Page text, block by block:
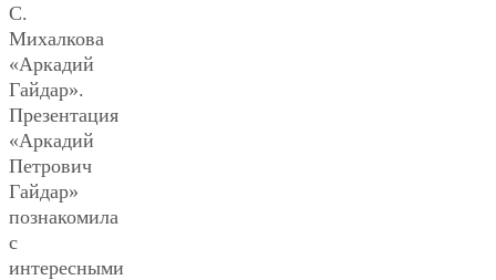
С.
Михалкова
«Аркадий
Гайдар».
Презентация
«Аркадий
Петрович
Гайдар»
познакомила
с
интересными